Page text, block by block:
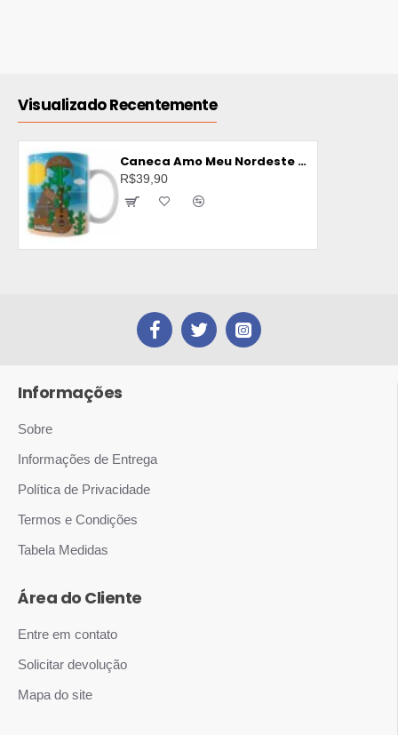
Visualizado Recentemente
Caneca Amo Meu Nordeste - Rio Grande do Norte é Lindo Demais - Modelo 02
R$39,90
Informações
Sobre
Informações de Entrega
Política de Privacidade
Termos e Condições
Tabela Medidas
Área do Cliente
Entre em contato
Solicitar devolução
Mapa do site